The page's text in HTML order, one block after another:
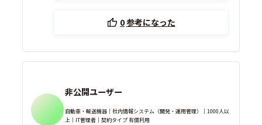
0参考になった
非公開ユーザー
自動車・輸送機器｜社内情報システム（開発・運用管理）｜1000人以
上｜IT管理者｜契約タイプ 有償利用